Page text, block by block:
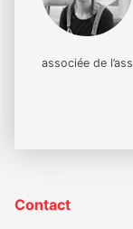
associée de
Contact